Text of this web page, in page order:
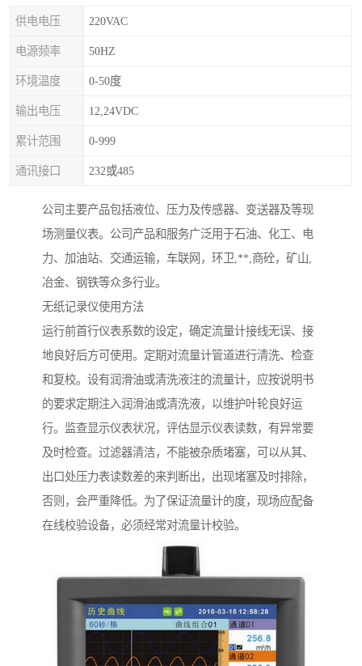
供电电压 220VAC
电源频率 50HZ
环境温度 0-50度
输出电压 12,24VDC
累计范围 0-999
通讯接口 232或485
公司主要产品包括液位、压力及传感器、变送器及等现
场测量仪表。公司产品和服务广泛用于石油、化工、电
力、加油站、交通运输，车联网，环卫,**,商砼，矿山,
冶金、钢铁等众多行业。
无纸记录仪使用方法
运行前首行仪表系数的设定，确定流量计接线无误、接
地良好后方可使用。定期对流量计管道进行清洗、检查
和复校。设有润滑油或清洗液注的流量计，应按说明书
的要求定期注入润滑油或清洗液，以维护叶轮良好运
行。监查显示仪表状况，评估显示仪表读数，有异常要
及时检查。过滤器清洁，不能被杂质堵塞，可以从其、
出口处压力表读数差的来判断出，出现堵塞及时排除，
否则，会严重降低。为了保证流量计的度，现场应配备
在线校验设备，必须经常对流量计校验。